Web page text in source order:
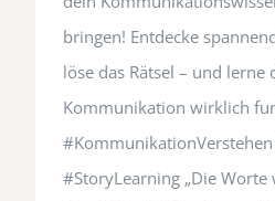
bringen! Entdecke
löse das Rätsel – und lerne
Kommunikation wirklich
#StoryLearning „Die